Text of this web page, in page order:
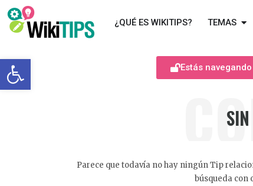
Abrir barra de
¿QUÉ ES WIKITIPS? TEMAS
Estás
Parece que todavía no hay ningún Tip
búsqueda con